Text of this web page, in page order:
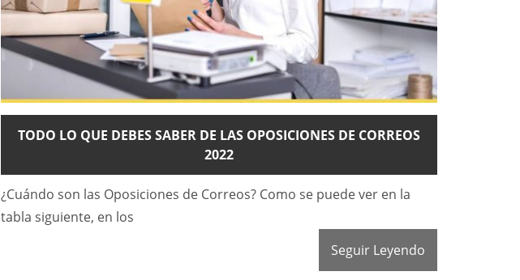
TODO LO QUE DEBES SABER DE LAS OPOSICIONES DE CORREOS
2022
¿Cuándo son las Oposiciones de Correos? Como se puede ver en la
tabla siguiente, en los
Seguir Leyendo